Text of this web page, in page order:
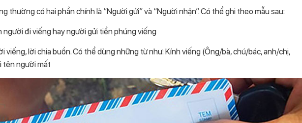
thường có hai phần chính là “Người gửi” và “Người nhận”. Có thể ghi theo mẫu sau:
người đi viếng hay người gửi tiền phúng viếng
viếng, lời chia buồn. Có thể dùng những từ như: Kính viếng (Ông/bà, chú/bác, anh/chị,
tên người mất